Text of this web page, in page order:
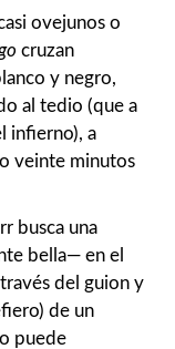
ovejunos o
cruzan
y negro,
al tedio (que a
infierno), a
veinte minutos
busca una
bella— en el
del guion y
de un
puede